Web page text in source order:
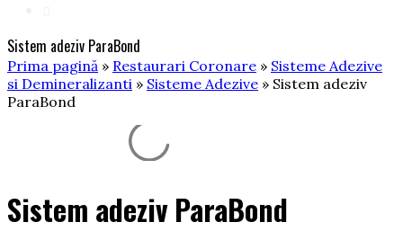
Sistem adeziv ParaBond
Prima pagină » Restaurari Coronare » Sisteme Adezive
si Demineralizanti » Sisteme Adezive » Sistem adeziv
ParaBond
Sistem adeziv ParaBond